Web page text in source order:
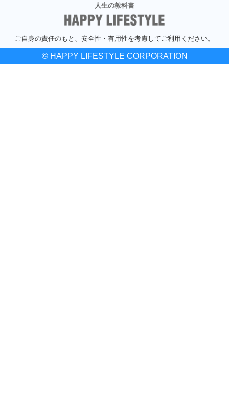
人生の教科書
ご自身の責任のもと、安全性・有用性を考慮してご利用ください。
© HAPPY LIFESTYLE CORPORATION